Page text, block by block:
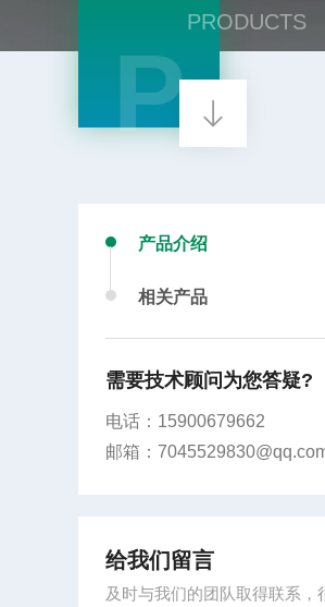
PRODUCTS
P
产品介绍
相关产品
需要技术顾问为您答疑?
电话：15900679662
邮箱：
给我们留言
及时与我们的团队取得联系，